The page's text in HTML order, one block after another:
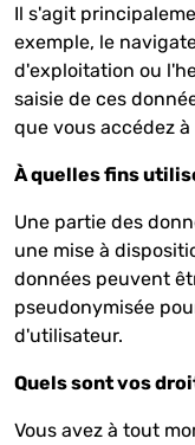
Il s'agit
exemple, le
d'exploitation ou
saisie de ces
que vous accédez
À quelles fins
Une partie des
une mise à
données peuvent
pseudonymisée
d'utilisateur.
Quels sont vos
Vous avez à tout